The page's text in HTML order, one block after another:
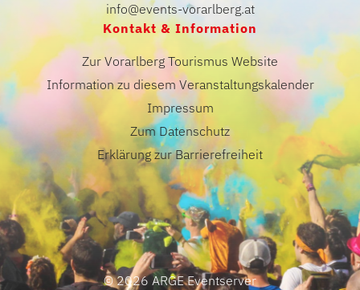
info@events-vorarlberg.at
Kontakt & Information
Zur Vorarlberg Tourismus Website
Information zu diesem Veranstaltungskalender
Impressum
Zum Datenschutz
Erklärung zur Barrierefreiheit
© 2026 ARGE Eventserver